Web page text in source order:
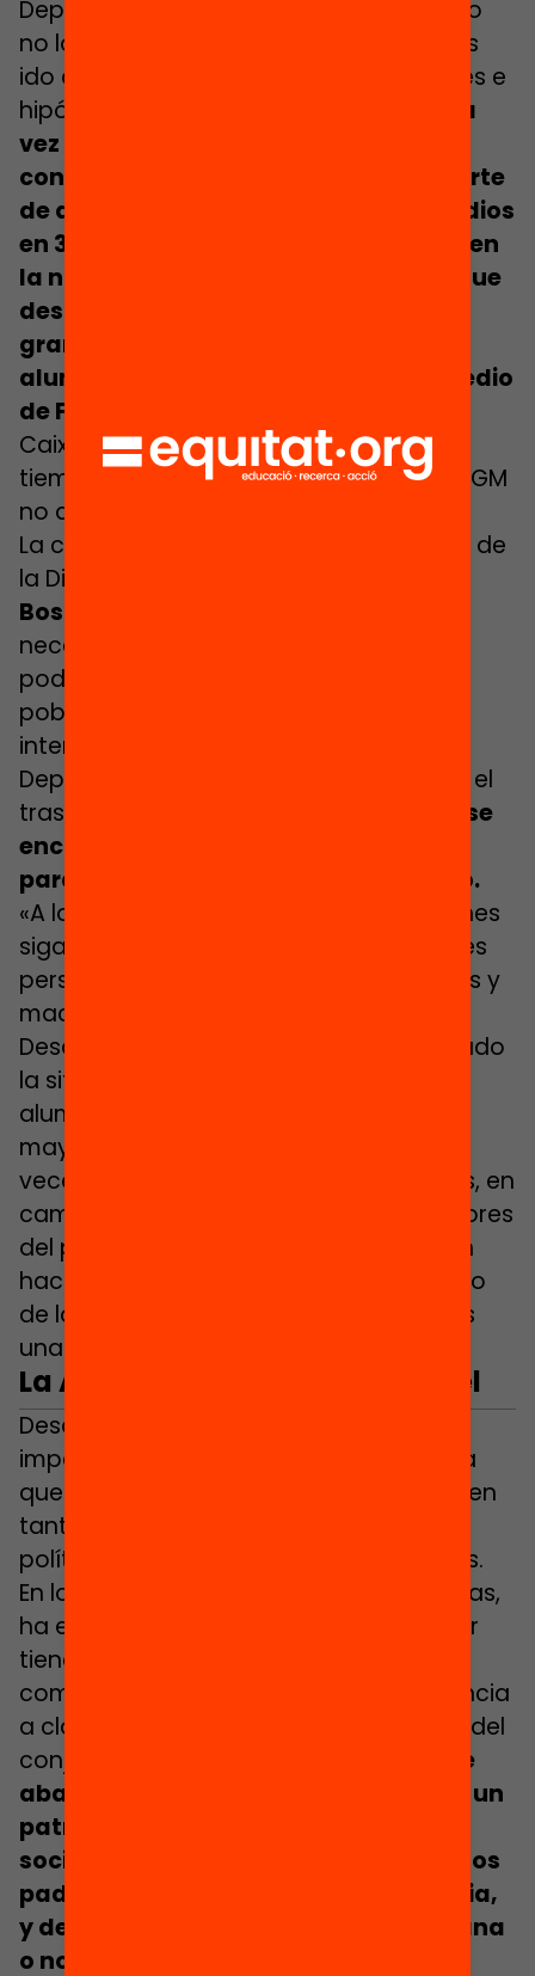
Departamento teníamos los datos, pero
no los sabíamos leer, o no los habíamos
ido cruzando con todas las predicciones e
hipótesis sobre abandono. «
Ahora, una
vez se ha puesto la lupa, se ha
constatado que hay una pequeña parte
de alumnos que abandonan los estudios
en 3º. de ESO, que el grueso se centra en
la no-continuidad después de 4º., y que
después todavía existe también otro
gran grueso de abandono entre los
alumnos ya incorporados a Grado Medio
de FP.
CaixaBank Dualiza ya apuntaban hace
tiempo que un 40% de alumnado de CFGM
no acaban titulándose.
La coordinadora del Área de Educación de
la Diputación de Barcelona,
Bosch
necesidad de disponer de datos para
poder intervenir preventivamente en la
población en riesgo de abandonar,
interpelando directamente al
Departamento para que haga efectivo el
traspaso de datos.
«Los entes locales se
encuentran con muchas dificultades
para conseguirlas», se ha exclamado.
«A los impedimentos para que los jóvenes
sigan estudiando influyen tanto factores
personales, como de políticas escolares y
macroeconómicas»
Desde la conselleria se ha contextualizado
la situación: «Los datos son de cada
alumno, y justamente el alumnado en
mayor riesgo de abandonar… muchas
veces no cede estos datos. Estos datos, en
cambio, sí pueden tenerlos los educadores
del programa ‘Reconecta’, y los pueden
hacer circular anonimizados en el marco
de las tablas locales de planificación. Es
una? se ha sincerado Verdés.
La AEP, un fenómeno multinivel
Desde la OCDE, explica Cema, a los
impedimentos que han detectado para
que los jóvenes sigan estudiando influyen
tanto factores personales, como de
políticas escolares y macroeconómicas.
En lo referente a las políticas económicas,
ha expuesto que la segregación escolar
tiene un impacto directo en la AEP, así
como la regulación -o no- de la asistencia
a clase, las repeticiones y la estructura del
conjunto del sistema.
El alumnado que
abandona generalmente responde a un
patrón de género, de status
socioeconómico, de la formación de los
padres, de la procedencia de la familia,
y de si pertenece a la comunidad gitana
o no.